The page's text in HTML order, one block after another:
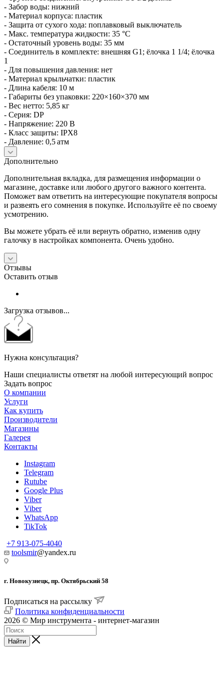
- Забор воды: нижний
- Материал корпуса: пластик
- Защита от сухого хода: поплавковый выключатель
- Макс. температура жидкости: 35 °C
- Остаточный уровень воды: 35 мм
- Соединитель в комплекте: внешняя G1; ёлочка 1 1/4; ёлочка
1
- Для повышения давления: нет
- Материал крыльчатки: пластик
- Длина кабеля: 10 м
- Габариты без упаковки: 220×160×370 мм
- Вес нетто: 5,85 кг
- Серия: DP
- Напряжение: 220 В
- Класс защиты: IPX8
- Давление: 0,5 атм
Дополнительно
Дополнительная вкладка, для размещения информации о
магазине, доставке или любого другого важного контента.
Поможет вам ответить на интересующие покупателя вопросы
и развеять его сомнения в покупке. Используйте её по своему
усмотрению.
Вы можете убрать её или вернуть обратно, изменив одну
галочку в настройках компонента. Очень удобно.
Отзывы
Оставить отзыв
Загрузка отзывов...
Нужна консультация?
Наши специалисты ответят на любой интересующий вопрос
Задать вопрос
О компании
Услуги
Как купить
Производители
Магазины
Галерея
Контакты
Instagram
Telegram
Rutube
Google Plus
Viber
Viber
WhatsApp
TikTok
+7 913-075-4040
toolsmir@yandex.ru
г. Новокузнецк, пр. Октябрьский 58
Подписаться на рассылку
Политика конфиденциальности
2026 © Мир инструмента - интернет-магазин
Найти